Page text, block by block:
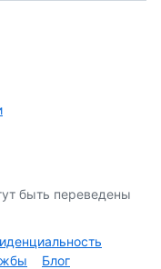
быть переведены
Блог